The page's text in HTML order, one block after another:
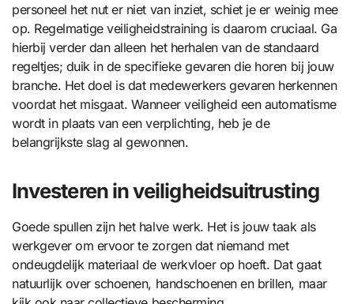
personeel het nut er niet van inziet, schiet je er weinig mee
op. Regelmatige veiligheidstraining is daarom cruciaal. Ga
hierbij verder dan alleen het herhalen van de standaard
regeltjes; duik in de specifieke gevaren die horen bij jouw
branche. Het doel is dat medewerkers gevaren herkennen
voordat het misgaat. Wanneer veiligheid een automatisme
wordt in plaats van een verplichting, heb je de
belangrijkste slag al gewonnen.
Investeren in veiligheidsuitrusting
Goede spullen zijn het halve werk. Het is jouw taak als
werkgever om ervoor te zorgen dat niemand met
ondeugdelijk materiaal de werkvloer op hoeft. Dat gaat
natuurlijk over schoenen, handschoenen en brillen, maar